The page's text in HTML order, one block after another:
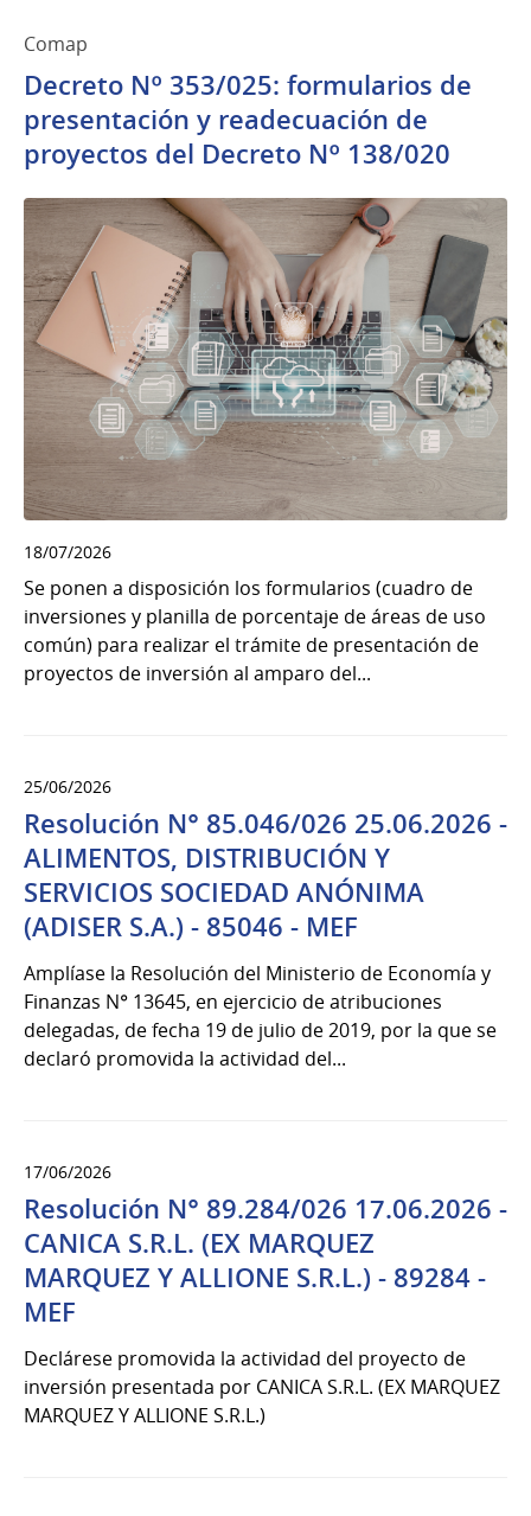
Comap
Decreto Nº 353/025: formularios de
presentación y readecuación de
proyectos del Decreto Nº 138/020
18/07/2026
Se ponen a disposición los formularios (cuadro de
inversiones y planilla de porcentaje de áreas de uso
común) para realizar el trámite de presentación de
proyectos de inversión al amparo del...
25/06/2026
Resolución N° 85.046/026 25.06.2026 -
ALIMENTOS, DISTRIBUCIÓN Y
SERVICIOS SOCIEDAD ANÓNIMA
(ADISER S.A.) - 85046 - MEF
Amplíase la Resolución del Ministerio de Economía y
Finanzas N° 13645, en ejercicio de atribuciones
delegadas, de fecha 19 de julio de 2019, por la que se
declaró promovida la actividad del...
17/06/2026
Resolución N° 89.284/026 17.06.2026 -
CANICA S.R.L. (EX MARQUEZ
MARQUEZ Y ALLIONE S.R.L.) - 89284 -
MEF
Declárese promovida la actividad del proyecto de
inversión presentada por CANICA S.R.L. (EX MARQUEZ
MARQUEZ Y ALLIONE S.R.L.)